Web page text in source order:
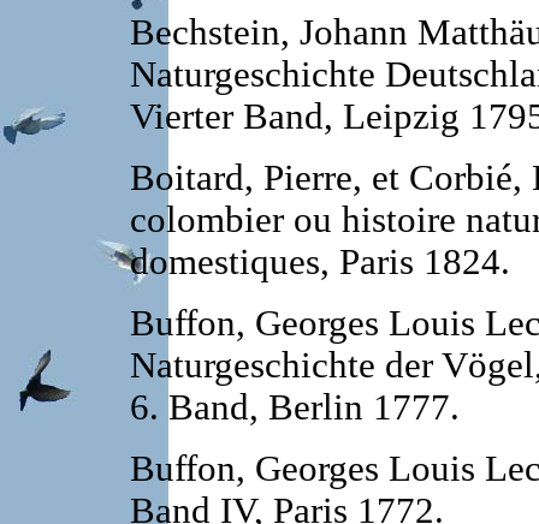
Bechstein, Johann
Naturgeschichte
Vierter Band, Leipzig
Boitard, Pierre, et Corbié,
colombier ou histoire
domestiques, Paris 1824.
Buffon, Georges Louis
Naturgeschichte der
6. Band, Berlin 1777.
Buffon, Georges Louis
Band IV, Paris 1772.